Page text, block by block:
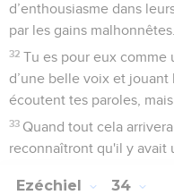
d’enthousiasme dans
par les gains malhonnêtes.
32 Tu es pour eux comme
d’une belle voix et
écoutent tes paroles,
33 Quand tout cela
reconnaîtront qu'il y avait
Ezéchiel 34